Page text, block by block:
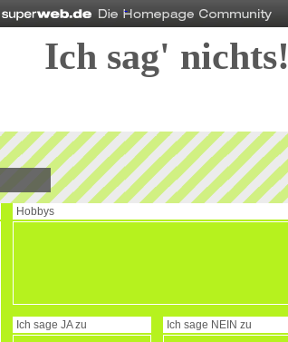
Ich sag' nichts!
Hobbys
Ich sage JAzu Ich sage NEIN zu